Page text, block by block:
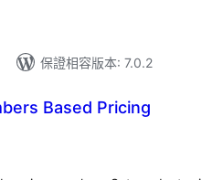
保證相容版本: 7.0.2
Based Pricing